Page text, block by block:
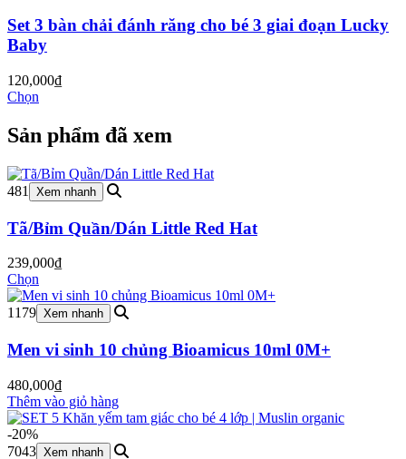
Set 3 bàn chải đánh răng cho bé 3 giai đoạn Lucky
Baby
120,000₫
Chọn
Sản phẩm đã xem
481 Xem nhanh
Tã/Bỉm Quần/Dán Little Red Hat
239,000₫
Chọn
1179 Xem nhanh
Men vi sinh 10 chủng Bioamicus 10ml 0M+
480,000₫
Thêm vào giỏ hàng
-20%
7043 Xem nhanh